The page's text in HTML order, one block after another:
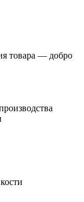
товара — добро